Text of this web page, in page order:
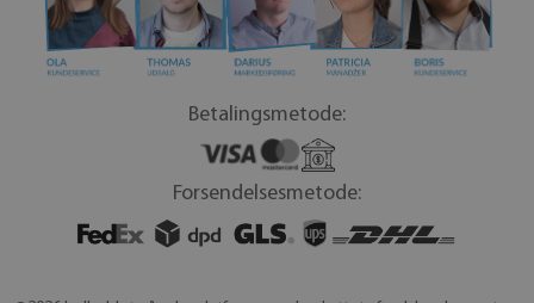
Betalingsmetode:
Forsendelsesmetode: